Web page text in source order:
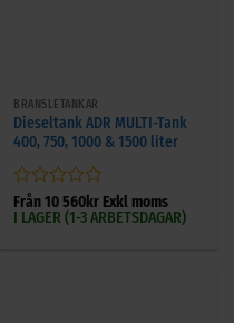
BRÄNSLETANKAR
Dieseltank ADR MULTI-Tank
400, 750, 1000 & 1500 liter
Betygsatt
Från10 560kr Exkl moms
I LAGER (1-3 ARBETSDAGAR)